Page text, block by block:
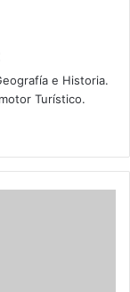
e Historia.
Turístico.